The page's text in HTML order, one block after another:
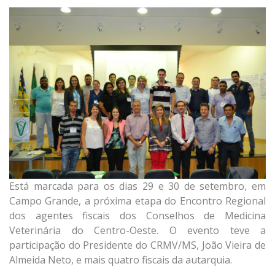
Está marcada para os dias 29 e 30 de setembro, em
Campo Grande, a próxima etapa do Encontro Regional
dos agentes fiscais dos Conselhos de Medicina
Veterinária do Centro-Oeste. O evento teve a
participação do Presidente do CRMV/MS, João Vieira de
Almeida Neto, e mais quatro fiscais da autarquia.